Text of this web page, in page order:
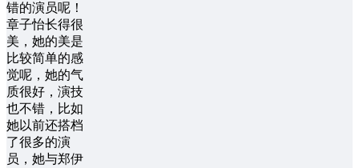
错的演员呢！
章子怡长得很
美，她的美是
比较简单的感
觉呢，她的气
质很好，演技
也不错，比如
她以前还搭档
了很多的演
员，她与郑伊